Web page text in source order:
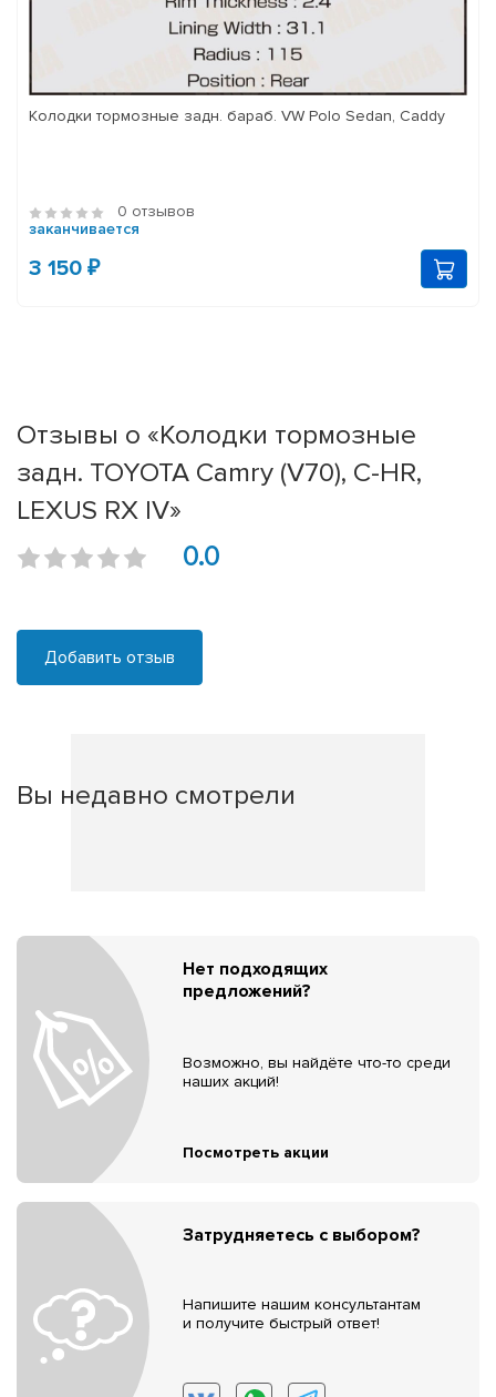
Колодки тормозные задн. бараб. VW Polo Sedan, Caddy
0 отзывов
заканчивается
3 150 ₽
Отзывы о «Колодки тормозные
задн. TOYOTA Camry (V70), C-HR,
LEXUS RX IV»
0.0
Добавить отзыв
Вы недавно смотрели
Нет подходящих
предложений?
Возможно, вы найдёте что-то среди
наших акций!
Посмотреть акции
Затрудняетесь с выбором?
Напишите нашим консультантам
и получите быстрый ответ!